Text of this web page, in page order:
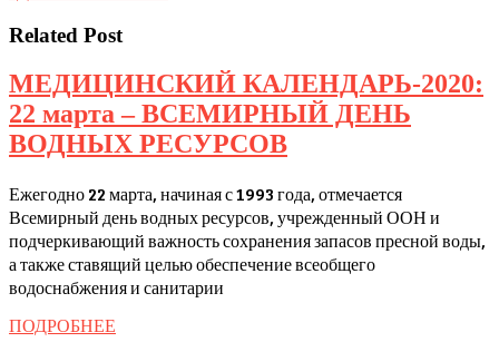
Related Post
МЕДИЦИНСКИЙ КАЛЕНДАРЬ-2020:
22 марта – ВСЕМИРНЫЙ ДЕНЬ
ВОДНЫХ РЕСУРСОВ
22
марта
–
Ежегодно 22 марта, начиная с 1993 года, отмечается
Всемирный день водных ресурсов, учрежденный ООН и
подчеркивающий важность сохранения запасов пресной воды,
а также ставящий целью обеспечение всеобщего
водоснабжения и санитарии
ПОДРОБНЕЕ